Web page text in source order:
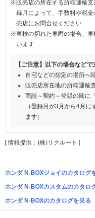
※販売店の所在する所轄運輸
録月によって、手数料や税
売店にお問合せください
※車検の切れた車両の場合、車
います
【ご注意】以下の場合など
自宅などの指定の場所へ
販売店所在地の所轄運輸
商談～契約～登録の間に
（登録月が3月から4月
ます）
[ 情報提供：(株)リクルート ]
ホンダ N-BOXジョイのカタログ
ホンダ N-BOXカスタムのカタロ
ホンダ N-BOXのカタログを見る